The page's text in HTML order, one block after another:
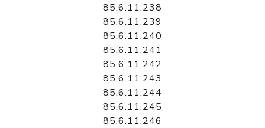
85.6.11.238
85.6.11.239
85.6.11.240
85.6.11.241
85.6.11.242
85.6.11.243
85.6.11.244
85.6.11.245
85.6.11.246